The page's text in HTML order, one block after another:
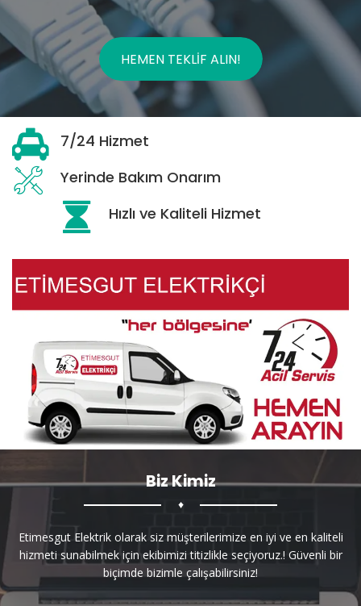
HEMEN TEKLIF ALIN!
7/24 Hizmet
Yerinde Bakım Onarım
Hızlı ve Kaliteli Hizmet
Biz Kimiz
♦
Etimesgut Elektrik olarak siz müşterilerimize en iyi ve en kaliteli
hizmeti sunabilmek için ekibimizi titizlikle seçiyoruz.! Güvenli bir
biçimde bizimle çalışabilirsiniz!